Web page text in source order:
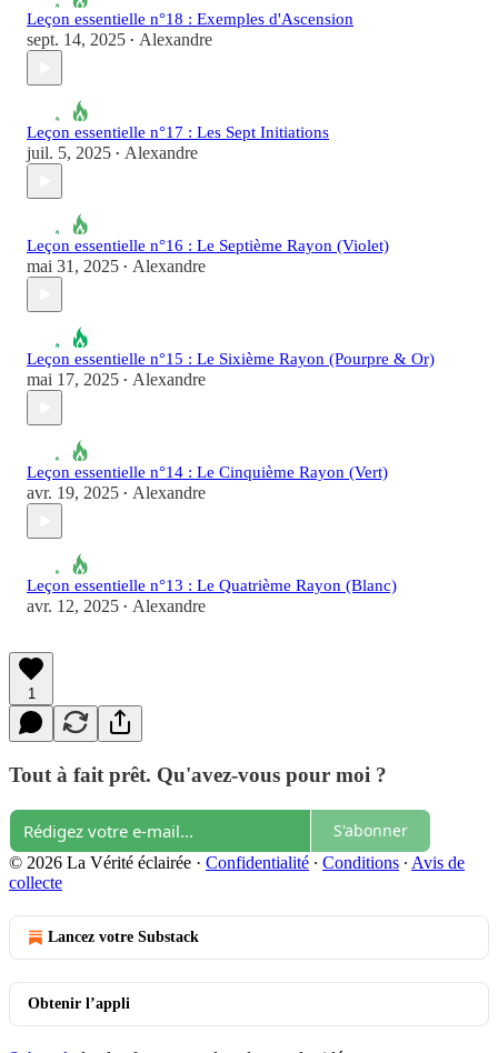
Leçon essentielle n°18 : Exemples d'Ascension
sept. 14, 2025 • Alexandre
Leçon essentielle n°17 : Les Sept Initiations
juil. 5, 2025 • Alexandre
Leçon essentielle n°16 : Le Septième Rayon (Violet)
mai 31, 2025 • Alexandre
Leçon essentielle n°15 : Le Sixième Rayon (Pourpre & Or)
mai 17, 2025 • Alexandre
Leçon essentielle n°14 : Le Cinquième Rayon (Vert)
avr. 19, 2025 • Alexandre
Leçon essentielle n°13 : Le Quatrième Rayon (Blanc)
avr. 12, 2025 • Alexandre
1
Tout à fait prêt. Qu'avez-vous pour moi ?
S'abonner
© 2026 La Vérité éclairée · Confidentialité ∙ Conditions ∙ Avis de
collecte
Lancez votre Substack
Obtenir l’appli